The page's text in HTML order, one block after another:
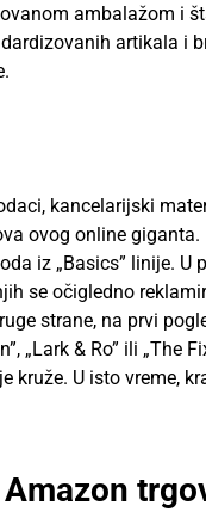
ambalažom i
artikala i
kancelarijski
ovog online giganta.
iz „Basics” linije. U
se očigledno
strane, na prvi
„Lark & Ro” ili „The
kruže. U isto vreme,